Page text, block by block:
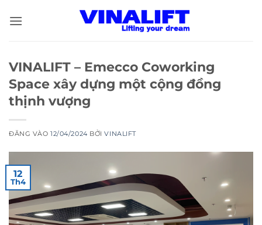
qua
VINALIFT – Emecco Coworking
Space xây dựng một cộng đồng
thịnh vượng
ĐĂNG VÀO12/04/2024 BỞIVINALIFT
12
Th4